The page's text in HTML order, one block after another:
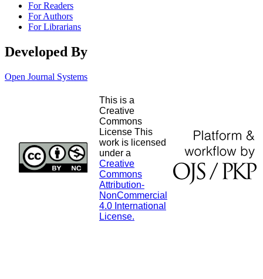
For Readers
For Authors
For Librarians
Developed By
Open Journal Systems
This is a
Creative
Commons
License This
work is licensed
under a
Creative
Commons
Attribution-
NonCommercial
4.0 International
License.